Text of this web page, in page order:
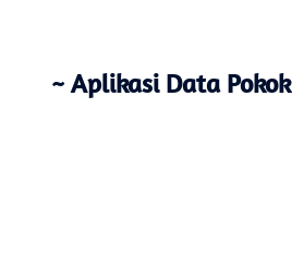
~ Aplikasi Data